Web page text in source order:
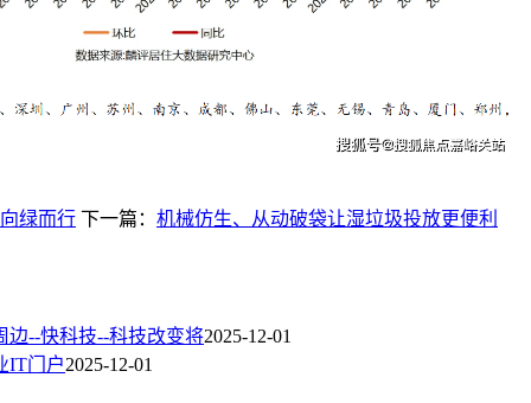
绿而行 下一篇： 机械仿生、从动破袋让湿垃圾投放更便利
边--快科技--科技改变将2025-12-01
IT门户2025-12-01